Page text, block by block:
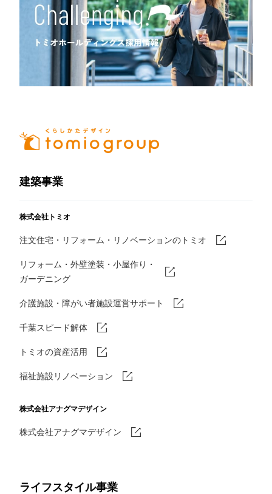
建築事業
株式会社トミオ
注文住宅・リフォーム・リノベーションのトミオ
リフォーム・外壁塗装・小屋作り・
ガーデニング
介護施設・障がい者施設運営サポート
千葉スピード解体
トミオの資産活用
福祉施設リノベーション
株式会社アナグマデザイン
株式会社アナグマデザイン
ライフスタイル事業